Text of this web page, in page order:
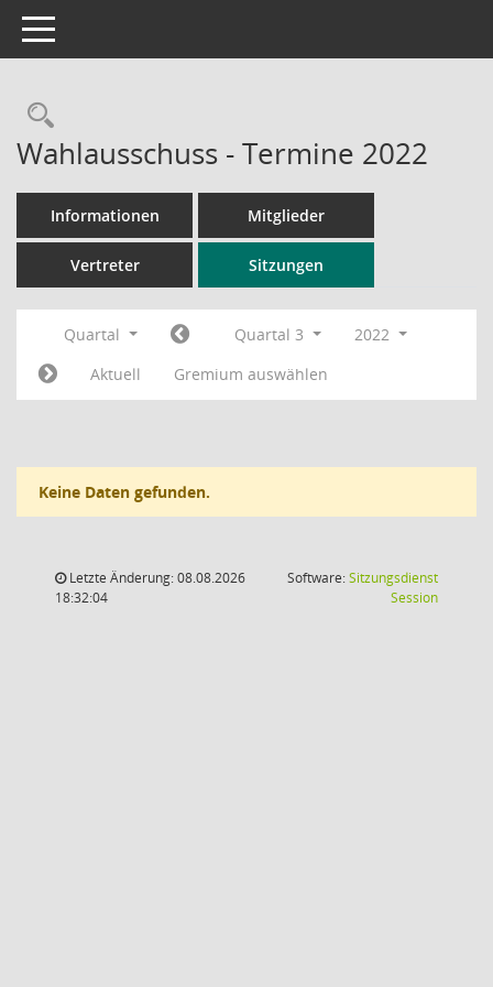
Toggle navigation
Rechercheauswahl
Wahlausschuss - Termine 2022
Informationen Mitglieder
Vertreter Sitzungen
Quartal Quartal 3
2022
Aktuell
Gremium auswählen
Keine Daten gefunden.
Letzte Änderung: 08.08.2026
18:32:04
Software:Sitzungsdienst
Session(Wird in